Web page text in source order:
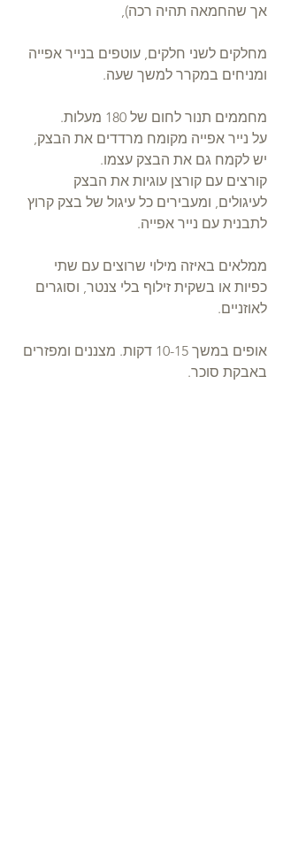
אך שהחמאה תהיה רכה),
מחלקים לשני חלקים, עוטפים בנייר אפייה
ומניחים במקרר למשך שעה.
מחממים תנור לחום של 180 מעלות.
על נייר אפייה מקומח מרדדים את הבצק,
יש לקמח גם את הבצק עצמו.
קורצים עם קורצן עוגיות את הבצק
לעיגולים, ומעבירים כל עיגול של בצק קרוץ
לתבנית עם נייר אפייה.
ממלאים באיזה מילוי שרוצים עם שתי
כפיות או בשקית זילוף בלי צנטר, וסוגרים
לאוזניים.
אופים במשך 10-15 דקות. מצננים ומפזרים
באבקת סוכר.